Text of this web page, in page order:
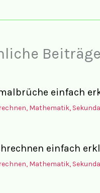
Beiträge
einfach
, Mathematik,
einfach
, Mathematik,